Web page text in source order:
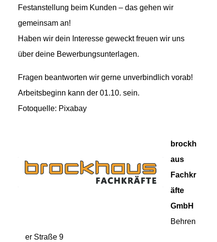
Festanstellung beim Kunden – das gehen wir
gemeinsam an!
Haben wir dein Interesse geweckt freuen wir uns
über deine Bewerbungsunterlagen.
Fragen beantworten wir gerne unverbindlich vorab!
Arbeitsbeginn kann der 01.10. sein.
Fotoquelle: Pixabay
brockh
aus
Fachkr
äfte
GmbH
Behren
er Straße 9